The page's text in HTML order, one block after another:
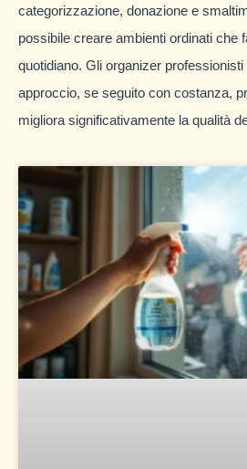
categorizzazione, donazione e
possibile creare ambienti ordinati che
quotidiano. Gli organizer
approccio, se seguito con costanza,
migliora significativamente la qualità